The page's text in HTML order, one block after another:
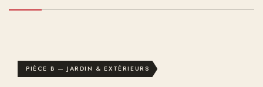
PIÈCE B — JARDIN & EXTÉRIEURS